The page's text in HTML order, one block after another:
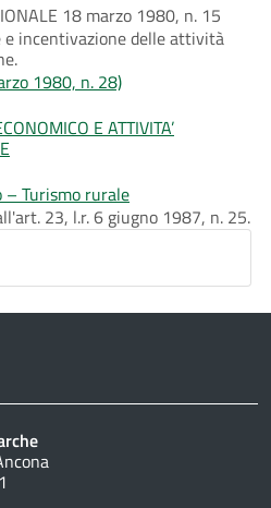
18 marzo 1980, n. 15
e incentivazione delle attività
1980, n. 28)
E ATTIVITA’
Turismo rurale
23, l.r. 6 giugno 1987, n. 25.